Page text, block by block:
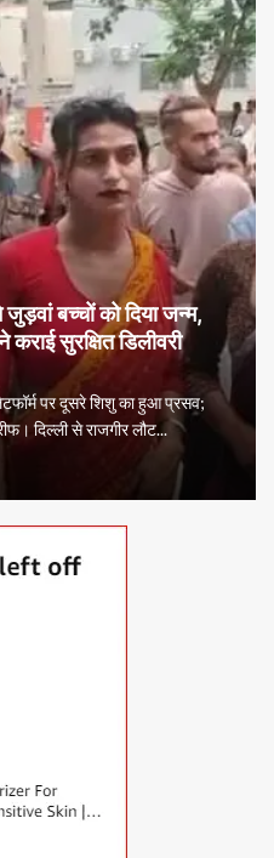
बच्चों को दिया जन्म,
सुरक्षित डिलीवरी
पर दूसरे शिशु का हुआ प्रसव;
दिल्ली से राजगीर लौट...